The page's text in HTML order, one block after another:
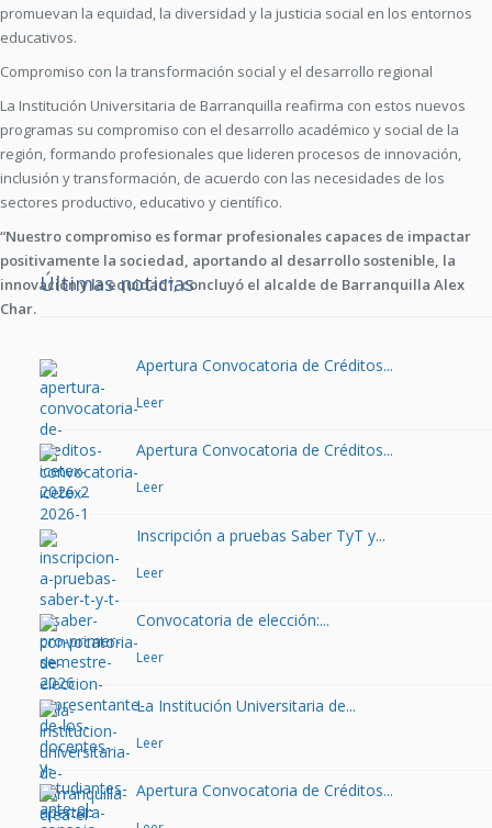
promuevan la equidad, la diversidad y la justicia social en los entornos
educativos.
Compromiso con la transformación social y el desarrollo regional
La Institución Universitaria de Barranquilla reafirma con estos nuevos
programas su compromiso con el desarrollo académico y social de la
región, formando profesionales que lideren procesos de innovación,
inclusión y transformación, de acuerdo con las necesidades de los
sectores productivo, educativo y científico.
“Nuestro compromiso es formar profesionales capaces de impactar
positivamente la sociedad, aportando al desarrollo sostenible, la
innovación y la equidad”, concluyó el alcalde de Barranquilla Alex
Char.
Últimas noticias
Apertura Convocatoria de Créditos...
Leer
Apertura Convocatoria de Créditos...
Leer
Inscripción a pruebas Saber TyT y...
Leer
Convocatoria de elección:...
Leer
La Institución Universitaria de...
Leer
Apertura Convocatoria de Créditos...